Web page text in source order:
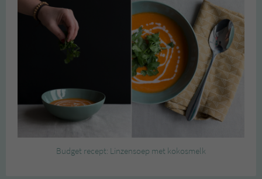
Budget recept: Linzensoep met kokosmelk